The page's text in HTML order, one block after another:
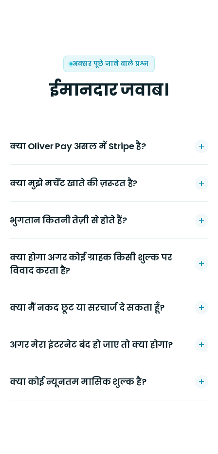
अक्सर पूछे जाने वाले प्रश्न
ईमानदार जवाब।
क्या Oliver Pay असल में Stripe है?
क्या मुझे मर्चेंट खाते की ज़रूरत है?
भुगतान कितनी तेज़ी से होते हैं?
क्या होगा अगर कोई ग्राहक किसी शुल्क पर
विवाद करता है?
क्या मैं नकद छूट या सरचार्ज दे सकता हूँ?
अगर मेरा इंटरनेट बंद हो जाए तो क्या होगा?
क्या कोई न्यूनतम मासिक शुल्क है?